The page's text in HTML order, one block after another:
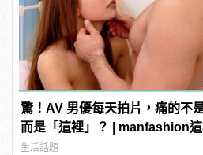
驚！AV 男優每天拍片，痛的不
而是「這裡」？ | manfashion
型男
生活話題